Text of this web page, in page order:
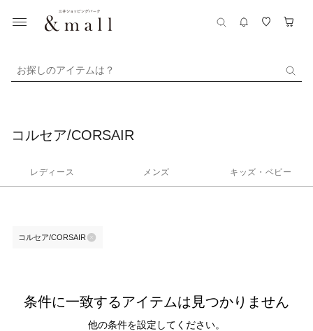
お探しのアイテムは？
コルセア/CORSAIR
レディース メンズ キッズ・ベビー
コルセア/CORSAIR
条件に一致するアイテムは見つかりません
他の条件を設定してください。